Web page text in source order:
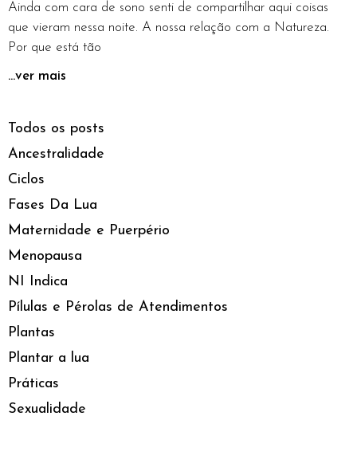
Ainda com cara de sono senti de compartilhar aqui coisas
que vieram nessa noite. A nossa relação com a Natureza.
Por que está tão
...ver mais
Todos os posts
Ancestralidade
Ciclos
Fases Da Lua
Maternidade e Puerpério
Menopausa
NI Indica
Pílulas e Pérolas de Atendimentos
Plantas
Plantar a lua
Práticas
Sexualidade